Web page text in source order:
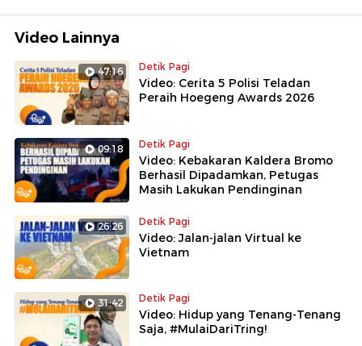
Video Lainnya
47:16 Detik Pagi
Video: Cerita 5 Polisi Teladan
Peraih Hoegeng Awards 2026
09:18 Detik Pagi
Video: Kebakaran Kaldera Bromo
Berhasil Dipadamkan, Petugas
Masih Lakukan Pendinginan
26:26 Detik Pagi
Video: Jalan-jalan Virtual ke
Vietnam
31:42 Detik Pagi
Video: Hidup yang Tenang-Tenang
Saja, #MulaiDariTring!